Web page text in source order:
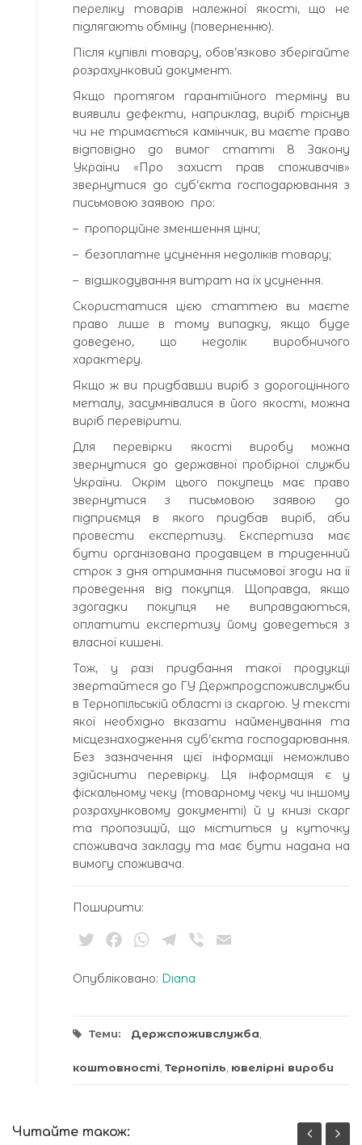
переліку товарів належної якості, що не
підлягають обміну (поверненню).
Після купівлі товару, обов’язково зберігайте
розрахунковий документ.
Якщо протягом гарантійного терміну ви
виявили дефекти, наприклад, виріб тріснув
чи не тримається камінчик, ви маєте право
відповідно до вимог статті 8 Закону
України «Про захист прав споживачів»
звернутися до суб’єкта господарювання з
письмовою заявою про:
– пропорційне зменшення ціни;
– безоплатне усунення недоліків товару;
– відшкодування витрат на їх усунення.
Скористатися цією статтею ви маєте
право лише в тому випадку, якщо буде
доведено, що недолік виробничого
характеру.
Якщо ж ви придбавши виріб з дорогоцінного
металу, засумнівалися в його якості, можна
виріб перевірити.
Для перевірки якості виробу можна
звернутися до державної пробірної служби
України. Окрім цього покупець має право
звернутися з письмовою заявою до
підприємця в якого придбав виріб, аби
провести експертизу. Експертиза має
бути організована продавцем в триденний
строк з дня отримання письмової згоди на її
проведення від покупця. Щоправда, якщо
здогадки покупця не виправдаються,
оплатити експертизу йому доведеться з
власної кишені.
Тож, у разі придбання такої продукції
звертайтеся до ГУ Держпродспоживслужби
в Тернопільській області із скаргою. У тексті
якої необхідно вказати найменування та
місцезнаходження суб’єкта господарювання.
Без зазначення цієї інформації неможливо
здійснити перевірку. Ця інформація є у
фіскальному чеку (товарному чеку чи іншому
розрахунковому документі) й у книзі скарг
та пропозицій, що міститься у куточку
споживача закладу та має бути надана на
вимогу споживача.
Поширити:
TwitterFacebookWhatsApp
Telegram
Viber
Опубліковано: Diana
Теми: Держспоживслужба
коштовності Тернопіль ювелірні вироби
Читайте також: